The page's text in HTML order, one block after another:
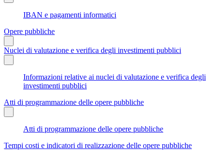
IBAN e pagamenti informatici
Opere pubbliche
Nuclei di valutazione e verifica degli investimenti pubblici
Informazioni relative ai nuclei di valutazione e verifica degli
investimenti pubblici
Atti di programmazione delle opere pubbliche
Atti di programmazione delle opere pubbliche
Tempi costi e indicatori di realizzazione delle opere pubbliche